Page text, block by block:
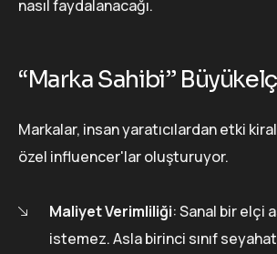
nasıl faydalanacağı.
“Marka Sahibi”
Markalar, insan yaratıcılardan etki
özel influencer'lar oluşturuyor.
Maliyet Verimliliği: Sanal bir elçi
istemez. Asla birinci sınıf